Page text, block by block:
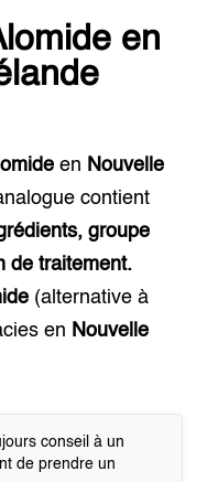
en
en Nouvelle
contient
groupe
de traitement.
(alternative à
en Nouvelle
conseil à un
de prendre un